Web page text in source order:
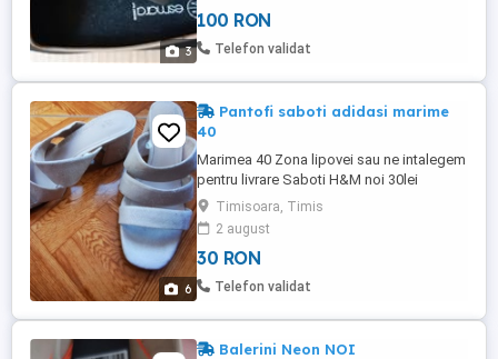
3
100 RON
Telefon validat
6
Pantofi saboti adidasi marime
40
Marimea 40 Zona lipovei sau ne intalegem
pentru livrare Saboti H&M noi 30lei
Sandale in stare foarte buna 40lei Pantofi
crem zara purtati,dar ok 30lei Dorothy
perkins noi negri lac tip balerin 100lei
Adisas asics tip gheata 2purtari ca noi
80lei Pantofi noi de lac crem cu bareta
Timisoara, Timis
2 august
30 RON
Telefon validat
Balerini Neon NOI